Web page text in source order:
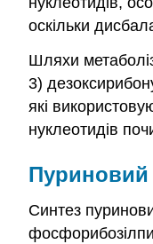
оскільки
Шляхи
3)
які
нуклеотидів
Пуриновий
Синтез